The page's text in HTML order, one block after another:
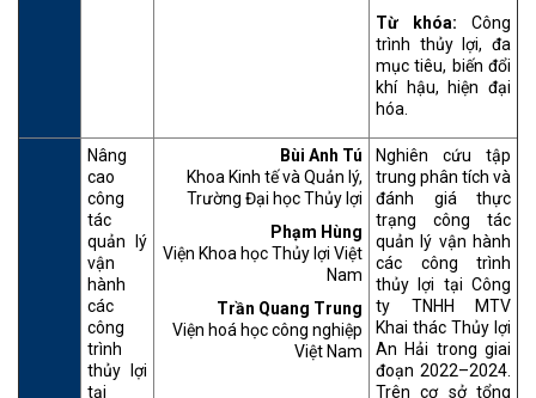
Từ khóa: Công
trình thủy lợi, đa
mục tiêu, biến đổi
khí hậu, hiện đại
hóa.
Nâng
cao
công
tác
quản lý
vận
hành
các
công
trình
thủy lợi
tại
Bùi Anh Tú
Khoa Kinh tế và Quản lý,
Trường Đại học Thủy lợi
Phạm Hùng
Viện Khoa học Thủy lợi Việt
Nam
Trần Quang Trung
Viện hoá học công nghiệp
Việt Nam
Nghiên cứu tập
trung phân tích và
đánh giá thực
trạng công tác
quản lý vận hành
các công trình
thủy lợi tại Công
ty TNHH MTV
Khai thác Thủy lợi
An Hải trong giai
đoạn 2022–2024.
Trên cơ sở tổng